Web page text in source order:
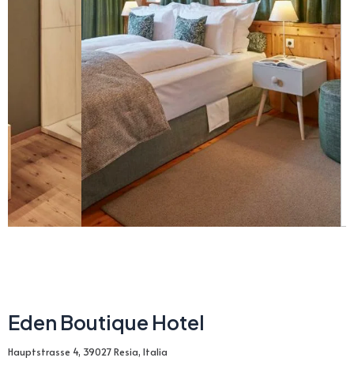
Eden Boutique Hotel
Hauptstrasse 4, 39027 Resia, Italia